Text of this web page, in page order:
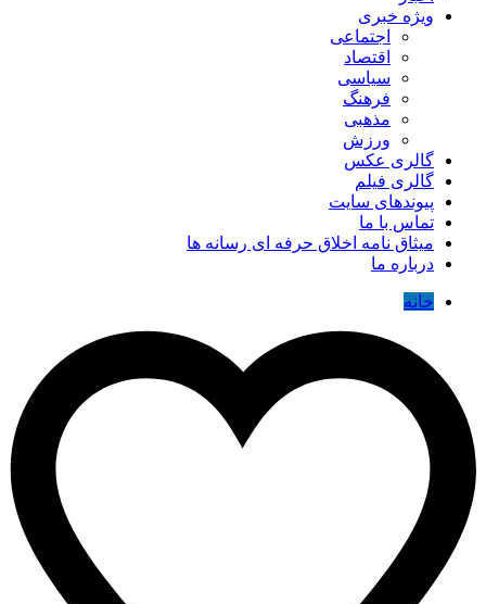
ویژه خبری
اجتماعی
اقتصاد
سیاسی
فرهنگ
مذهبی
ورزش
گالری عکس
گالری فیلم
پیوندهای سایت
تماس با ما
میثاق نامه اخلاق حرفه ای رسانه ها
درباره ما
خانه